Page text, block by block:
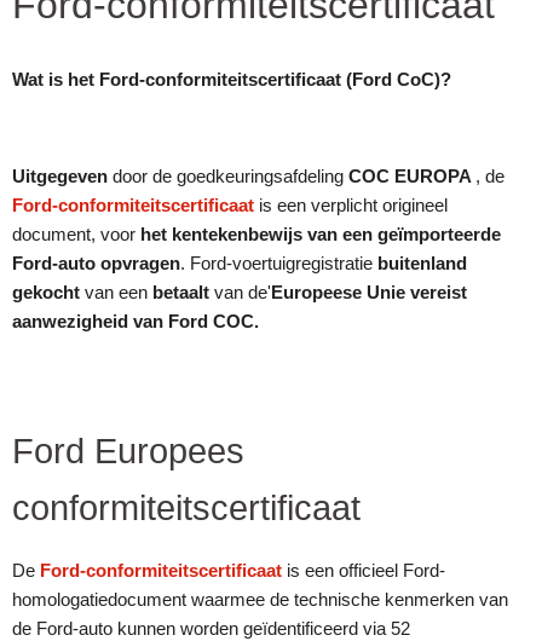
Wat is het Ford-conformiteitscertificaat (Ford CoC)?
Uitgegeven door de goedkeuringsafdeling COC EUROPA , de
Ford-conformiteitscertificaat is een verplicht origineel
document, voor het kentekenbewijs van een geïmporteerde
Ford-auto opvragen. Ford-voertuigregistratie buitenland
gekocht van een betaalt van de'Europeese Unie vereist
aanwezigheid van Ford COC.
Ford Europees
conformiteitscertificaat
De Ford-conformiteitscertificaat is een officieel Ford-
homologatiedocument waarmee de technische kenmerken van
de Ford-auto kunnen worden geïdentificeerd via 52